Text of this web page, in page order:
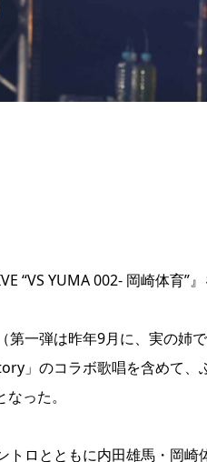
“VS YUMA 002- 岡崎体育”
第一弾は昨年9月に、実の姉
」のコラボ歌唱を含めて、
った。
ロとともに内田雄馬・岡崎